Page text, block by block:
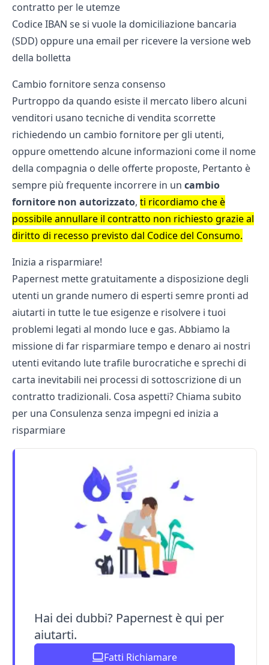
contratto per le utemze
Codice IBAN se si vuole la domiciliazione bancaria
(SDD) oppure una email per ricevere la versione web
della bolletta
Cambio fornitore senza consenso
Purtroppo da quando esiste il mercato libero alcuni
venditori usano tecniche di vendita scorrette
richiedendo un cambio fornitore per gli utenti,
oppure omettendo alcune informazioni come il nome
della compagnia o delle offerte proposte, Pertanto è
sempre più frequente incorrere in un cambio
fornitore non autorizzato, ti ricordiamo che è
possibile annullare il contratto non richiesto grazie al
diritto di recesso previsto dal Codice del Consumo.
Inizia a risparmiare!
Papernest mette gratuitamente a disposizione degli
utenti un grande numero di esperti semre pronti ad
aiutarti in tutte le tue esigenze e risolvere i tuoi
problemi legati al mondo luce e gas. Abbiamo la
missione di far risparmiare tempo e denaro ai nostri
utenti evitando lute trafile burocratiche e sprechi di
carta inevitabili nei processi di sottoscrizione di un
contratto tradizionali. Cosa aspetti? Chiama subito
per una Consulenza senza impegni ed inizia a
risparmiare
Hai dei dubbi? Papernest è qui per
aiutarti.
Fatti Richiamare